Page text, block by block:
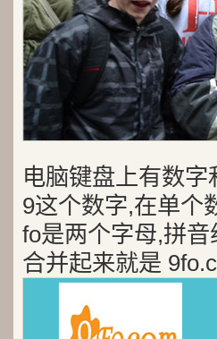
电脑键盘上有数字
9这个数字,在单个
fo是两个字母,拼
合并起来就是